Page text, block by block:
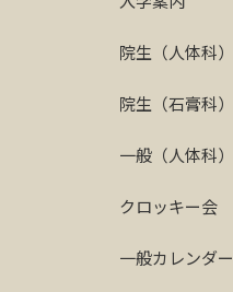
院生（人体科）
院生（石膏科）
一般（人体科）
クロッキー会
一般カレンダー